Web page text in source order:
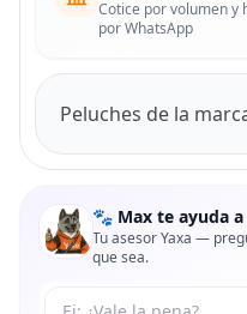
Cotice por volumen y
por WhatsApp
Peluches de la
🐾 Max te ayuda
Tu asesor Yaxa —
que sea.
Tu pregunta a Max